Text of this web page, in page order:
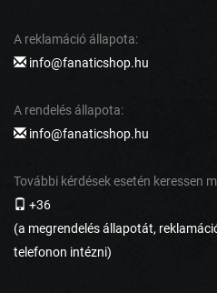
A reklamáció állapota:
info@fanaticshop.hu
A rendelés állapota:
info@fanaticshop.hu
További kérdések esetén keressen
+36
(a megrendelés állapotát,
telefonon intézni)